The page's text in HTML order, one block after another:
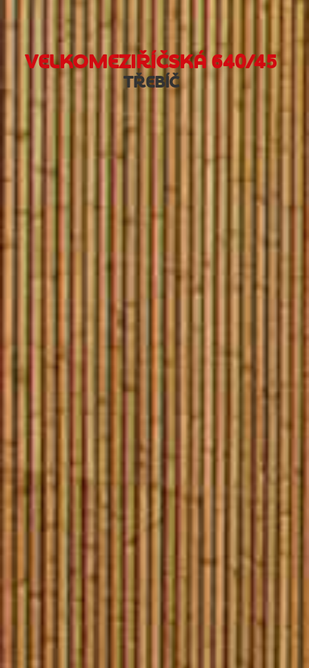
VELKOMEZIŘÍČSKÁ 640/45
TŘEBÍČ